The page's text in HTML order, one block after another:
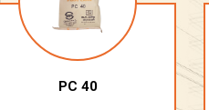
PC 40